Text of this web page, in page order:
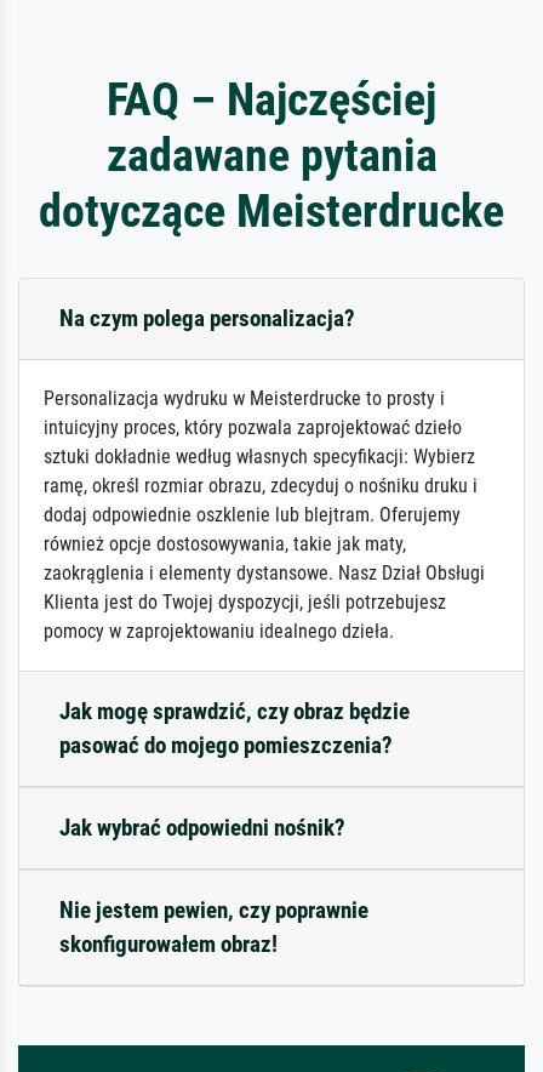
FAQ – Najczęściej
zadawane pytania
dotyczące Meisterdrucke
Na czym polega personalizacja?
Personalizacja wydruku w Meisterdrucke to prosty i
intuicyjny proces, który pozwala zaprojektować dzieło
sztuki dokładnie według własnych specyfikacji: Wybierz
ramę, określ rozmiar obrazu, zdecyduj o nośniku druku i
dodaj odpowiednie oszklenie lub blejtram. Oferujemy
również opcje dostosowywania, takie jak maty,
zaokrąglenia i elementy dystansowe. Nasz Dział Obsługi
Klienta jest do Twojej dyspozycji, jeśli potrzebujesz
pomocy w zaprojektowaniu idealnego dzieła.
Jak mogę sprawdzić, czy obraz będzie
pasować do mojego pomieszczenia?
Jak wybrać odpowiedni nośnik?
Nie jestem pewien, czy poprawnie
skonfigurowałem obraz!